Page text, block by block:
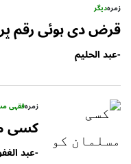
زمرہدیگر
قرض دی ہوئی رقم
-عبد الحلیم
زمرہفقہی
کسی
-عبد